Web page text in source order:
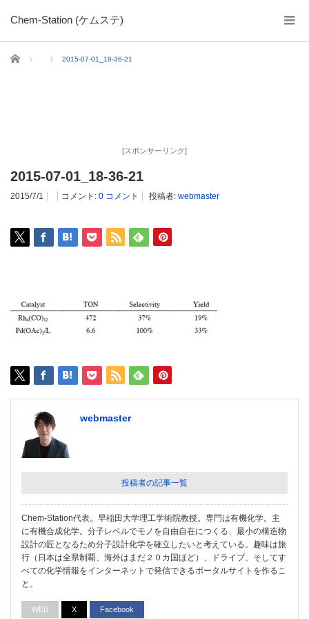
Chem-Station (ケムステ)
ホーム 2015-07-01_18-36-21
[スポンサーリンク]
2015-07-01_18-36-21
2015/7/1 コメント: 0 コメント 投稿者: webmaster
webmaster
投稿者の記事一覧
Chem-Station代表。早稲田大学理工学術院教授。専門は有機化学。主
に有機合成化学。分子レベルでモノを自由自在につくる、最小の構造物
設計の匠となるため分子設計化学を確立したいと考えている。趣味は旅
行（日本は全県制覇、海外はまだ２０カ国ほど）、ドライブ、そしてす
べての化学情報をインターネットで発信できるポータルサイトを作るこ
と。
WEB X Facebook